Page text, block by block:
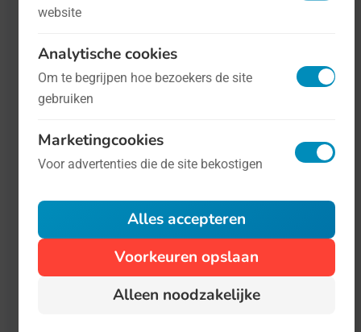
terroristen kan dat beamen. Zelfs de
Muggendag weten dat.
website
Analytische cookies
Om te begrijpen hoe bezoekers de site
gebruiken
Marketingcookies
Voor advertenties die de site bekostigen
Alles accepteren
Voorkeuren opslaan
Alleen noodzakelijke